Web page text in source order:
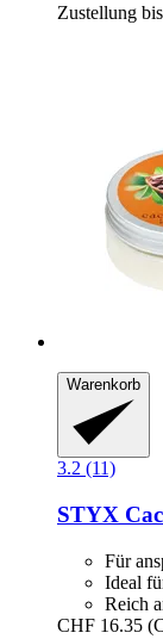
Zustellung
Warenkorb
3.2 (11)
STYX
Für
Ideal
Reich
CHF 16.35